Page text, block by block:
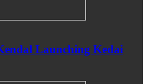
Launching Kedai